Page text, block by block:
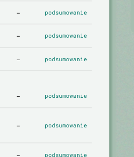
- podsumowanie
- podsumowanie
- podsumowanie
- podsumowanie
- podsumowanie
- podsumowanie